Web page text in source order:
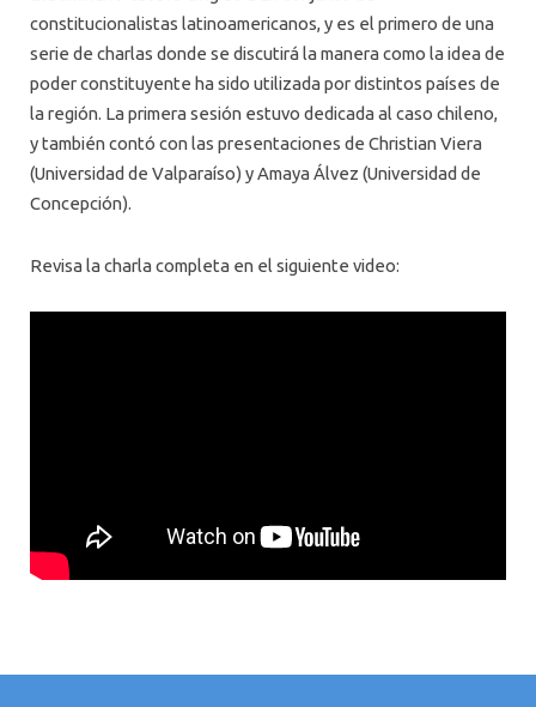
constitucionalistas latinoamericanos, y es el primero de una
serie de charlas donde se discutirá la manera como la idea de
poder constituyente ha sido utilizada por distintos países de
la región. La primera sesión estuvo dedicada al caso chileno,
y también contó con las presentaciones de Christian Viera
(Universidad de Valparaíso) y Amaya Álvez (Universidad de
Concepción).
Revisa la charla completa en el siguiente video: